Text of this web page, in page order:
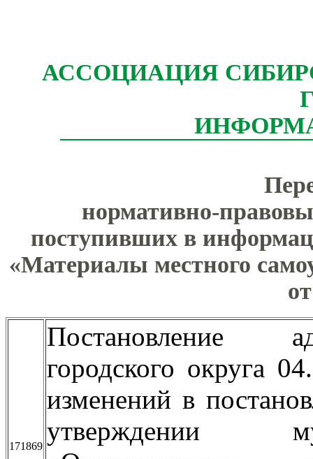
АССОЦИАЦИЯ
нормативно-
поступивших в
«Материалы местного
171869
Постановление
городского округа
изменений в
утверждении